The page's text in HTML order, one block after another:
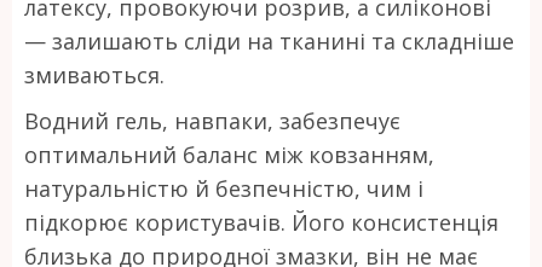
латексу, провокуючи розрив, а силіконові
— залишають сліди на тканині та складніше
змиваються.
Водний гель, навпаки, забезпечує
оптимальний баланс між ковзанням,
натуральністю й безпечністю, чим і
підкорює користувачів. Його консистенція
близька до природної змазки, він не має